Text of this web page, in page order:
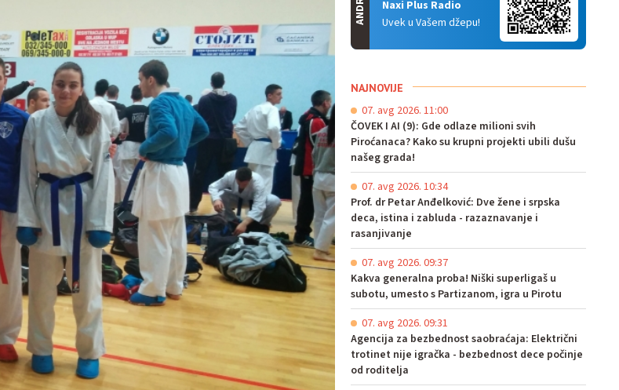
Naxi Plus Radio
Uvek u Vašem džepu!
NAJNOVIJE
07. avg 2026. 11:00
ČOVEK I AI (9): Gde odlaze milioni svih
Piroćanaca? Kako su krupni projekti ubili dušu
našeg grada!
07. avg 2026. 10:34
Prof. dr Petar Anđelković: Dve žene i srpska
deca, istina i zabluda - razaznavanje i
rasanjivanje
07. avg 2026. 09:37
Kakva generalna proba! Niški superligaš u
subotu, umesto s Partizanom, igra u Pirotu
07. avg 2026. 09:31
Agencija za bezbednost saobraćaja: Električni
trotinet nije igračka - bezbednost dece počinje
od roditelja